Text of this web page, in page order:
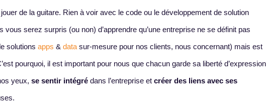
de la guitare. Rien à voir avec le code ou le développement de solution
serez surpris (ou non) d’apprendre qu’une entreprise ne se définit pas
solutions apps & data sur-mesure pour nos clients, nous concernant) mais est
pourquoi, il est important pour nous que chacun garde sa liberté d’expression
yeux, se sentir intégré dans l’entreprise et créer des liens avec ses